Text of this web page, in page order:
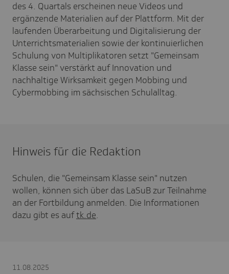
des 4. Quartals erscheinen neue Videos und
ergänzende Materialien auf der Plattform. Mit der
laufenden Überarbeitung und Digitalisierung der
Unterrichtsmaterialien sowie der kontinuierlichen
Schulung von Multiplikatoren setzt "Gemeinsam
Klasse sein" verstärkt auf Innovation und
nachhaltige Wirksamkeit gegen Mobbing und
Cybermobbing im sächsischen Schulalltag.
Hinweis für die Redaktion
Schulen, die "Gemeinsam Klasse sein" nutzen
wollen, können sich über das LaSuB zur Teilnahme
an der Fortbildung anmelden. Die Informationen
dazu gibt es auftk.de.
11.08.2025